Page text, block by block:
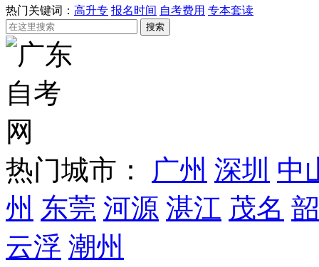
热门关键词： 高升专 报名时间 自考费用 专本套读
热门城市： 广州 深圳 中
州 东莞 河源 湛江 茂名
云浮 潮州